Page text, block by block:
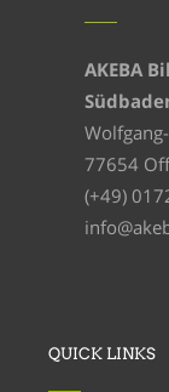
AKEBA
77654
(+49)
QUICK LINKS